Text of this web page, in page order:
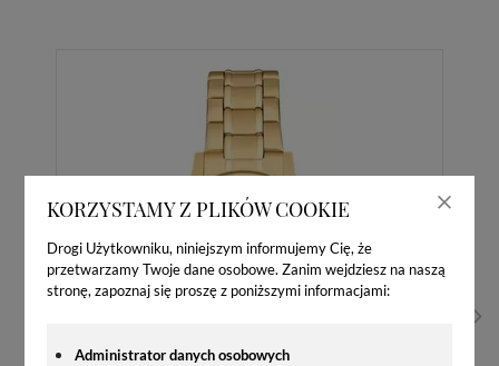
KORZYSTAMY Z PLIKÓW COOKIE
Drogi Użytkowniku, niniejszym informujemy Cię, że
przetwarzamy Twoje dane osobowe. Zanim wejdziesz na naszą
stronę, zapoznaj się proszę z poniższymi informacjami:
Administrator danych osobowych